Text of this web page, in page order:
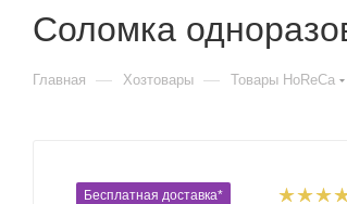
Соломка
Главная — Хозтовары — Товары HoReCa
Бесплатная доставка*